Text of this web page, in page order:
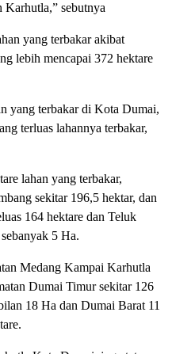
Karhutla,” sebutnya
yang terbakar akibat
lebih mencapai 372 hektare
yang terbakar di Kota Dumai,
terluas lahannya terbakar,
lahan yang terbakar,
sekitar 196,5 hektar, dan
164 hektare dan Teluk
5 Ha.
Medang Kampai Karhutla
Dumai Timur sekitar 126
18 Ha dan Dumai Barat 11